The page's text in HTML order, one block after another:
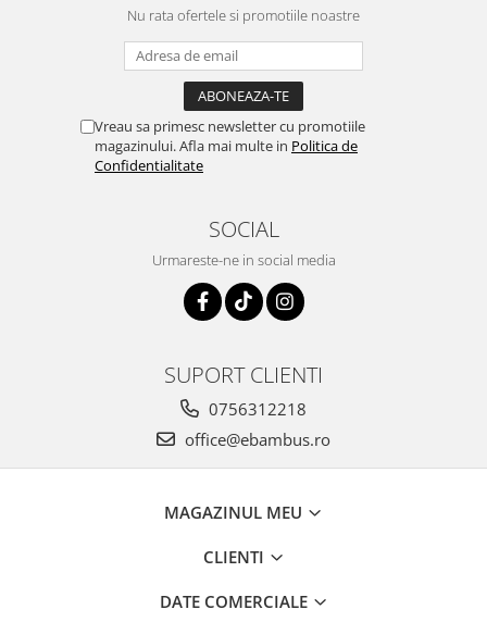
Nu rata ofertele si promotiile noastre
Vreau sa primesc newsletter cu promotiile
magazinului. Afla mai multe in Politica de
Confidentialitate
SOCIAL
Urmareste-ne in social media
SUPORT CLIENTI
0756312218
office@ebambus.ro
MAGAZINUL MEU
CLIENTI
DATE COMERCIALE